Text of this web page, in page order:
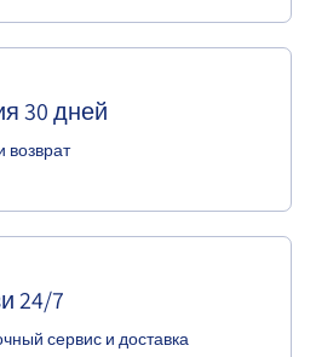
30 дней
возврат
24/7
сервис и доставка